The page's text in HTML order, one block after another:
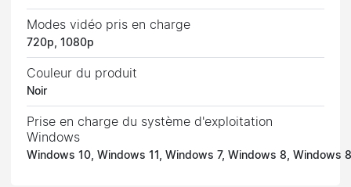
Modes vidéo pris en charge
720p, 1080p
Couleur du produit
Noir
Prise en charge du système d'exploitation
Windows
Windows 10, Windows 11, Windows 7, Windows 8, Windows